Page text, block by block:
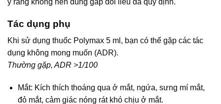
Tác dụng phụ
Khi sử dụng thuốc Polymax 5 ml, bạn có thể gặp các tác
dụng không mong muốn (ADR).
Thường gặp, ADR >1/100
Mắt: Kích thích thoáng qua ở mắt, ngứa, sưng mí mắt,
đỏ mắt, cảm giác nóng rát khó chịu ở mắt.